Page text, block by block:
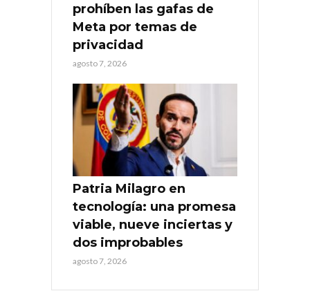
prohíben las gafas de
Meta por temas de
privacidad
agosto 7, 2026
Patria Milagro en
tecnología: una promesa
viable, nueve inciertas y
dos improbables
agosto 7, 2026